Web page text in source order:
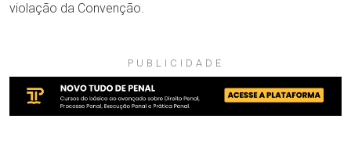
violação da Convenção.
PUBLICIDADE